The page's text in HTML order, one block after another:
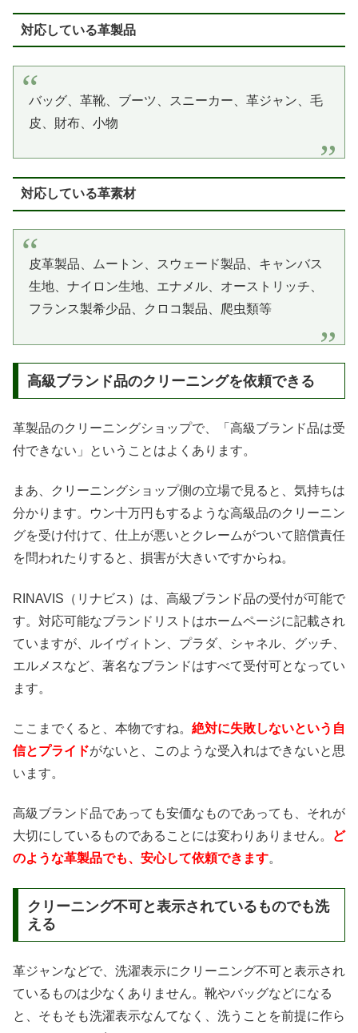
対応している革製品
バッグ、革靴、ブーツ、スニーカー、革ジャン、毛
皮、財布、小物
対応している革素材
皮革製品、ムートン、スウェード製品、キャンバス
生地、ナイロン生地、エナメル、オーストリッチ、
フランス製希少品、クロコ製品、爬虫類等
高級ブランド品のクリーニングを依頼できる
革製品のクリーニングショップで、「高級ブランド品は受
付できない」ということはよくあります。
まあ、クリーニングショップ側の立場で見ると、気持ちは
分かります。ウン十万円もするような高級品のクリーニン
グを受け付けて、仕上が悪いとクレームがついて賠償責任
を問われたりすると、損害が大きいですからね。
RINAVIS（リナビス）は、高級ブランド品の受付が可能で
す。対応可能なブランドリストはホームページに記載され
ていますが、ルイヴィトン、プラダ、シャネル、グッチ、
エルメスなど、著名なブランドはすべて受付可となってい
ます。
ここまでくると、本物ですね。 絶対に失敗しないという自
信とプライドがないと、このような受入れはできないと思
います。
高級ブランド品であっても安価なものであっても、それが
大切にしているものであることには変わりありません。
ど
のような革製品でも、安心して依頼できます。
クリーニング不可と表示されているものでも洗
える
革ジャンなどで、洗濯表示にクリーニング不可と表示され
ているものは少なくありません。靴やバッグなどになる
と、そもそも洗濯表示なんてなく、洗うことを前提に作ら